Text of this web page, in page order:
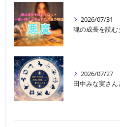
2026/07/31
2026/07/27